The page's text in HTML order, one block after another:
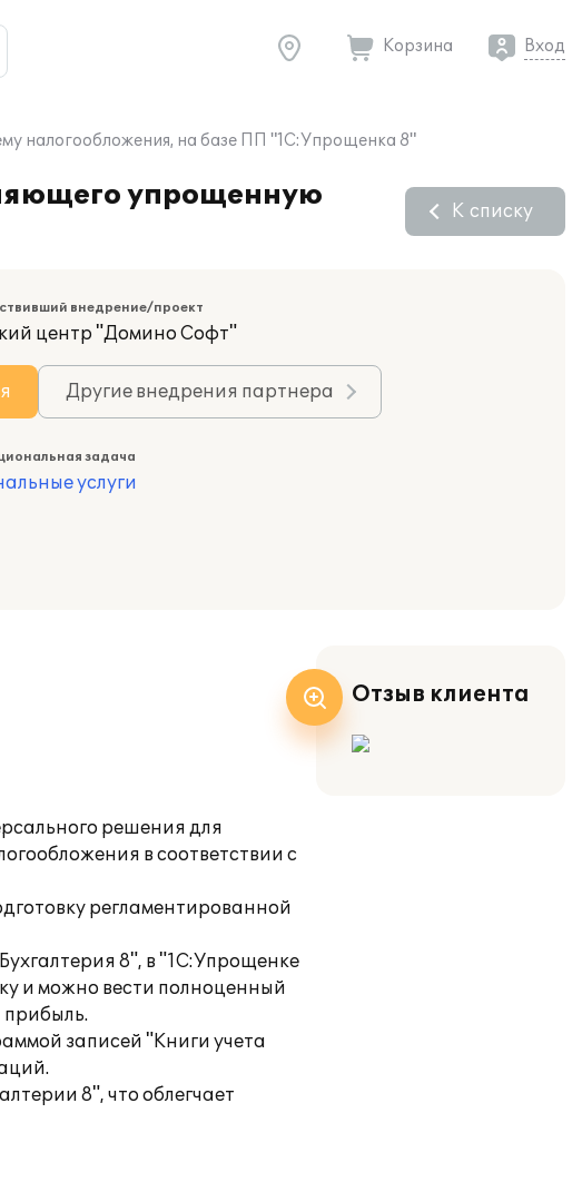
Корзина Вход
налогообложения, на базе ПП "1С:Упрощенка 8"
упрощенную
К списку
внедрение/проект
центр "Домино Софт"
Другие внедрения партнера
задача
услуги
решения для
в соответствии с
регламентированной
8", в "1С:Упрощенке
и можно вести полноценный
записей "Книги учета
8", что облегчает
Отзыв клиента